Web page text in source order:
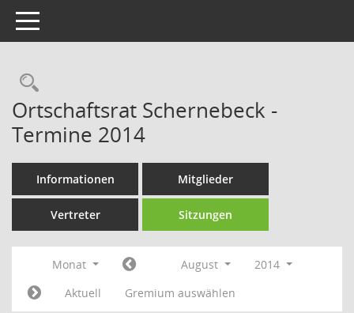
Toggle navigation
Rechercheauswahl
Ortschaftsrat Schernebeck -
Termine 2014
Informationen Mitglieder
Vertreter Sitzungen
Monat August
2014
Aktuell
Gremium auswählen